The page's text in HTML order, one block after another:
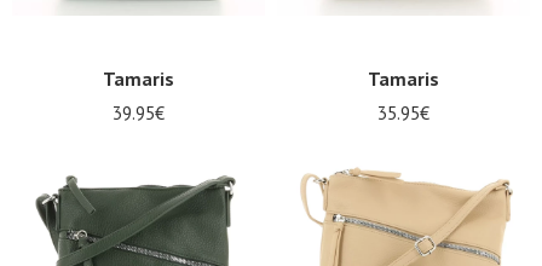
Tamaris
39.95€
Tamaris
35.95€